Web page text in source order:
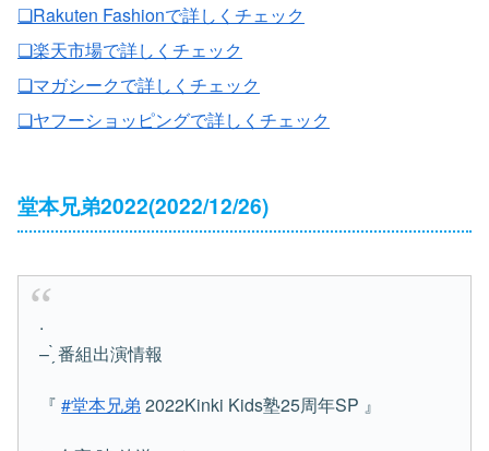
❏Rakuten Fashionで詳しくチェック
❏楽天市場で詳しくチェック
❏マガシークで詳しくチェック
❏ヤフーショッピングで詳しくチェック
堂本兄弟2022(2022/12/26)
.
– ̗̀ 番組出演情報
『#堂本兄弟 2022Kinki Kids塾25周年SP 』